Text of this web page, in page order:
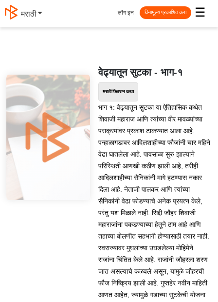
मराठी ☰
लॉग इन विनामूल्य प्रकाशित करा
वेढ्यातून सुटका - भाग-१
मराठी फिक्शन कथा
भाग १: वेढ्यातून सुटका या ऐतिहासिक कथेत
शिवाजी महाराज आणि त्यांच्या वीर मावळ्यांच्या
पराक्रमांवर प्रकाश टाकण्यात आला आहे.
पन्हाळागडावर आदिलशाहीच्या फौजांनी चार महिने
वेढा घातलेला आहे. पावसाळा सुरु झाल्याने
परिस्थिती आणखी कठीण झाली आहे, तरीही
आदिलशाहीच्या सैनिकांनी मागे हटण्यास नकार
दिला आहे. नेताजी पालकर आणि त्यांच्या
सैनिकांनी वेढा फोडण्याचे अनेक प्रयत्न केले,
परंतु यश मिळाले नाही. सिद्दी जौहर शिवाजी
महाराजांना पकडण्याच्या हेतूने ठाम आहे आणि
तहाच्या बोलणीत सहभागी होण्यासाठी तयार नाही.
स्वराज्यावर मुघलांच्या उघडलेल्या मोहिमेने
राजांना चिंतित केले आहे. राजांनी जौहरला शरण
जात असल्याचे कळवले असून, यामुळे जौहरची
फौज निष्क्रिय झाली आहे. गुप्तहेर नवीन माहिती
आणत आहेत, ज्यामुळे गडाच्या सुटकेची योजना